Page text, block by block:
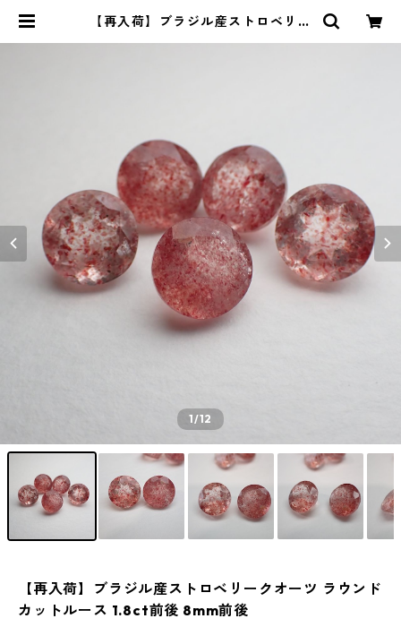
【再入荷】ブラジル産ストロベリー
1/12
【再入荷】ブラジル産ストロベリークオーツ ラウンド
カットルース 1.8ct前後 8mm前後